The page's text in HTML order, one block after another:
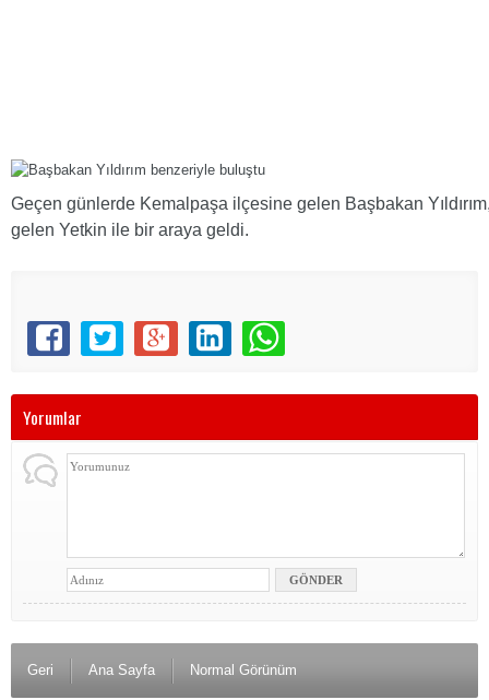
Geçen günlerde Kemalpaşa ilçesine gelen Başbakan
gelen Yetkin ile bir araya geldi.
Yorumlar
Geri Ana Sayfa Normal Görünüm